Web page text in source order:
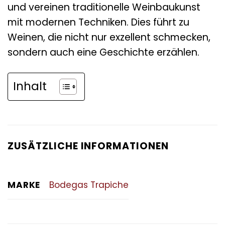
und vereinen traditionelle Weinbaukunst
mit modernen Techniken. Dies führt zu
Weinen, die nicht nur exzellent schmecken,
sondern auch eine Geschichte erzählen.
Inhalt
ZUSÄTZLICHE INFORMATIONEN
MARKE Bodegas Trapiche